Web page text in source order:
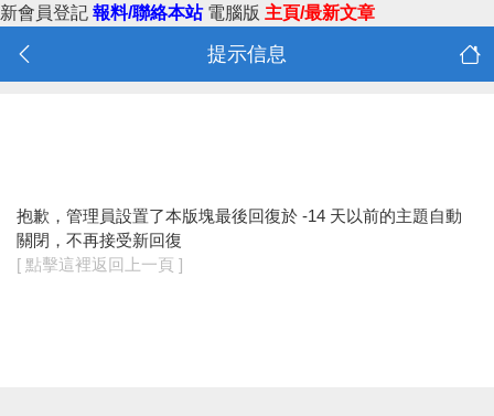
新會員登記 報料/聯絡本站 電腦版 主頁/最新文章
提示信息
抱歉，管理員設置了本版塊最後回復於 -14 天以前的主題自動
關閉，不再接受新回復
[ 點擊這裡返回上一頁 ]